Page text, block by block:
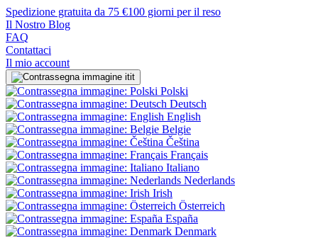
Spedizione gratuita da 75 €100 giorni per il reso
Il Nostro Blog
FAQ
Contattaci
Il mio account
it
Polski
Deutsch
English
Belgie
Čeština
Français
Italiano
Nederlands
Irish
Österreich
España
Denmark